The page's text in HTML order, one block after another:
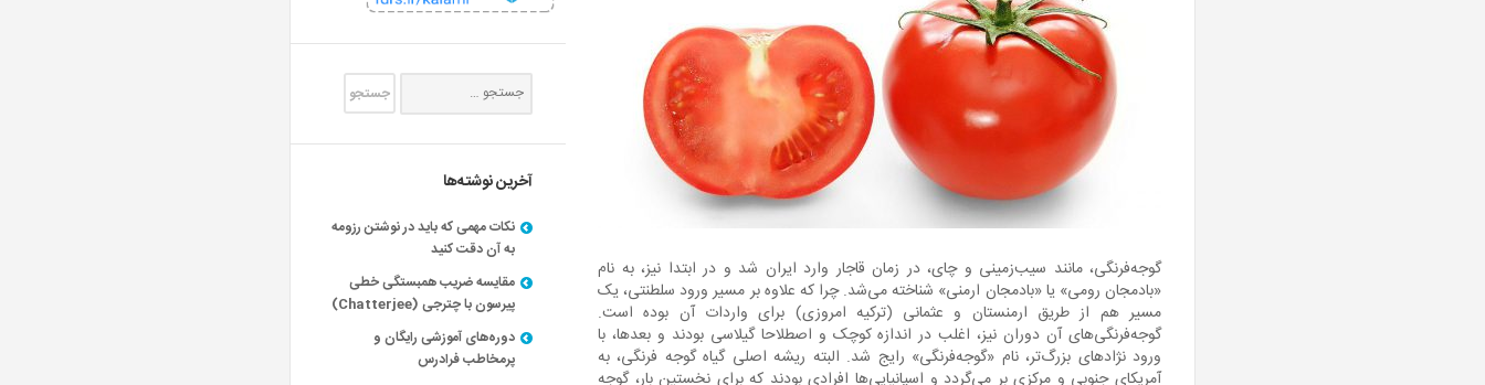
گوجه‌فرنگی، مانند سیب‌زمینی و چای، در زمان قاجار وارد ایران شد و در ابتدا نیز، به نام
«بادمجان رومی» یا «بادمجان ارمنی» شناخته می‌شد. چرا که علاوه بر مسیر ورود سلطنتی، یک
مسیر هم از طریق ارمنستان و عثمانی (ترکیه امروزی) برای واردات آن بوده است.
گوجه‌فرنگی‌های آن دوران نیز، اغلب در اندازه کوچک و اصطلاحا گیلاسی بودند و بعدها، با
ورود نژادهای بزرگ‌تر، نام «گوجه‌فرنگی» رایج شد. البته ریشه اصلی گیاه گوجه فرنگی، به
آمریکای جنوبی و مرکزی بر می‌گردد و اسپانیایی‌ها افرادی بودند که برای نخستین بار، گوجه
آخرین نوشته‌ها
نکات مهمی که باید در نوشتن رزومه
به آن دقت کنید
مقایسه ضریب همبستگی خطی
پیرسون با چترجی (Chatterjee)
دوره‌های آموزشی رایگان و
پرمخاطب فرادرس